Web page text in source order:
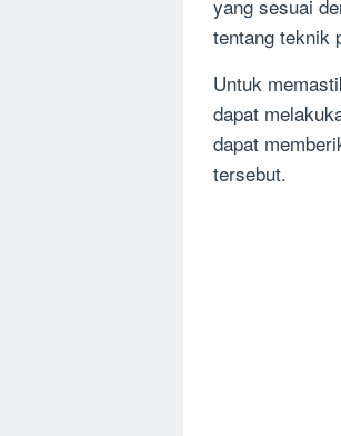
yang sesuai
tentang teknik
Untuk
dapat
dapat
tersebut.